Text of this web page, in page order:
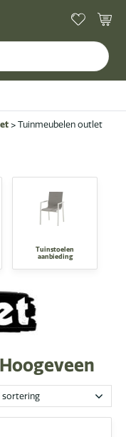
& montage
> Tuinmeubelen outlet
Tuinstoelen
aanbieding